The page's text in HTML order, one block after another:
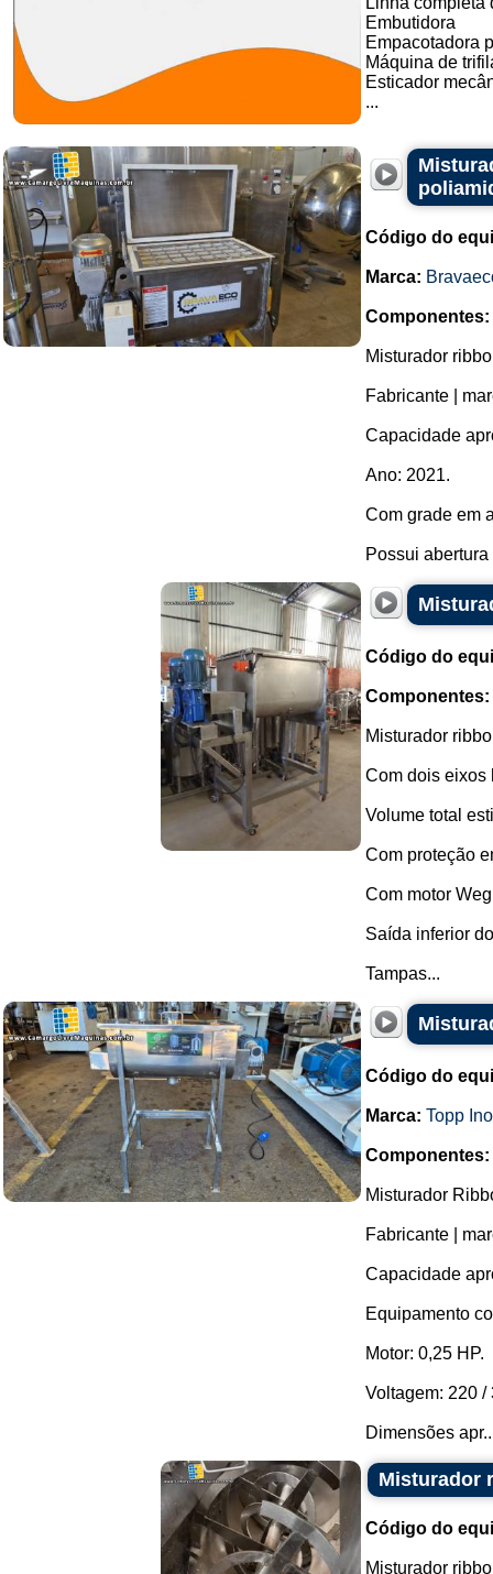
Embutidora
Empacotadora
Máquina de
Esticador
...
Código do
Marca:
Componentes:
Misturador
Fabricante |
Capacidade
Ano: 2021.
Com grade em
Possui
Código do
Componentes:
Misturador
Com dois eixos
Volume total
Com proteção
Com motor
Saída inferior
Tampas...
Código do
Marca: Topp
Componentes:
Misturador
Fabricante |
Capacidade
Equipamento
Motor: 0,25 HP.
Voltagem: 220 /
Dimensões
Misturador
Código do
Misturador